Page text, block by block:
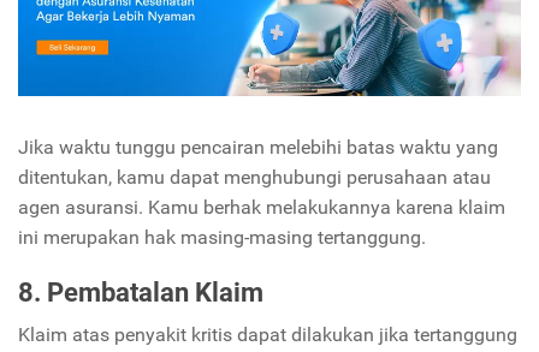
Jika waktu tunggu pencairan melebihi batas waktu yang
ditentukan, kamu dapat menghubungi perusahaan atau
agen asuransi. Kamu berhak melakukannya karena klaim
ini merupakan hak masing-masing tertanggung.
8. Pembatalan Klaim
Klaim atas penyakit kritis dapat dilakukan jika tertanggung